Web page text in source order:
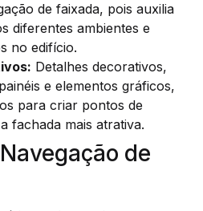
de faixada, pois auxilia
diferentes ambientes e
no edifício.
Detalhes decorativos,
e elementos gráficos,
para criar pontos de
fachada mais atrativa.
de